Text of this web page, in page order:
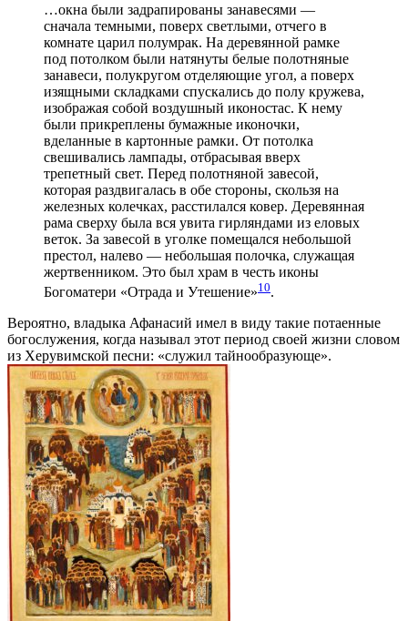
…окна были задрапированы занавесями —
сначала темными, поверх светлыми, отчего в
комнате царил полумрак. На деревянной рамке
под потолком были натянуты белые полотняные
занавеси, полукругом отделяющие угол, а поверх
изящными складками спускались до полу кружева,
изображая собой воздушный иконостас. К нему
были прикреплены бумажные иконочки,
вделанные в картонные рамки. От потолка
свешивались лампады, отбрасывая вверх
трепетный свет. Перед полотняной завесой,
которая раздвигалась в обе стороны, скользя на
железных колечках, расстилался ковер. Деревянная
рама сверху была вся увита гирляндами из еловых
веток. За завесой в уголке помещался небольшой
престол, налево — небольшая полочка, служащая
жертвенником. Это был храм в честь иконы
Богоматери «Отрада и Утешение»10.
Вероятно, владыка Афанасий имел в виду такие потаенные
богослужения, когда называл этот период своей жизни словом
из Херувимской песни: «служил тайнообразующе».